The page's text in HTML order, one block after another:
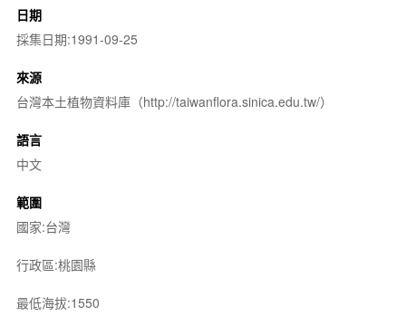
日期
採集日期:1991-09-25
來源
台灣本土植物資料庫（http://taiwanflora.sinica.edu.tw/）
語言
中文
範圍
國家:台灣
行政區:桃園縣
最低海拔:1550